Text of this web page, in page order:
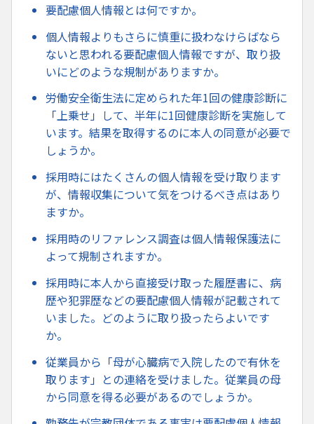
要配慮個人情報とは何ですか。
個人情報よりもさらに慎重に扱わなけらばなら
ないと思われる要配慮個人情報ですが、取り扱
いにどのような規制がありますか。
労働安全衛生法に定められた年1回の健康診断に
「上乗せ」して、半年に1回健康診断を実施して
います。結果を取得するのに本人の同意が必要で
しょうか。
採用時にはたくさんの個人情報を受け取ります
が、情報収集について気をつけるべき点はあり
ますか。
採用時のリファレンス調査は個人情報保護法に
よって規制されますか。
採用時に本人から直接受け取った履歴書に、病
歴や犯罪歴などの要配慮個人情報が記載されて
いました。どのように取り扱ったらよいです
か。
従業員から「母が心臓病で入院したので有休を
取ります」との連絡を受けました。従業員の母
から同意を得る必要があるのでしょうか。